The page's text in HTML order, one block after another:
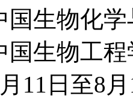
国生物化
国生物工
11日至8